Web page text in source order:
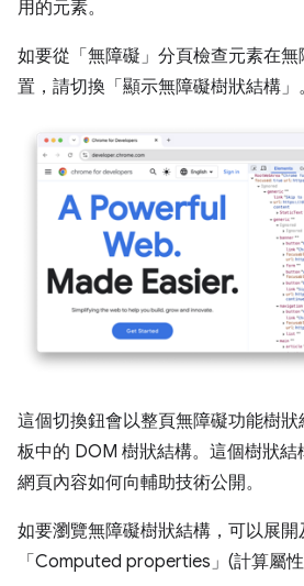
用的元素。
如要從「無障礙」分頁檢查元素在
置，請切換「顯示無障礙樹狀結構」 。
這個切換鈕會以整頁無障礙功能樹狀
板中的 DOM 樹狀結構。這個樹狀
網頁內容如何向輔助技術公開。
如要瀏覽無障礙樹狀結構，可以展
「Computed properties」(計算屬